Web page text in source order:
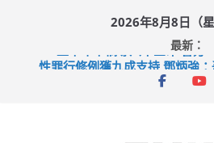
content
2026年8月8日（星
最新：
上半年車禍奪六十三命 警方
性罪行修例獲九成支持 鄧炳強
涉造假公屋富戶申報表